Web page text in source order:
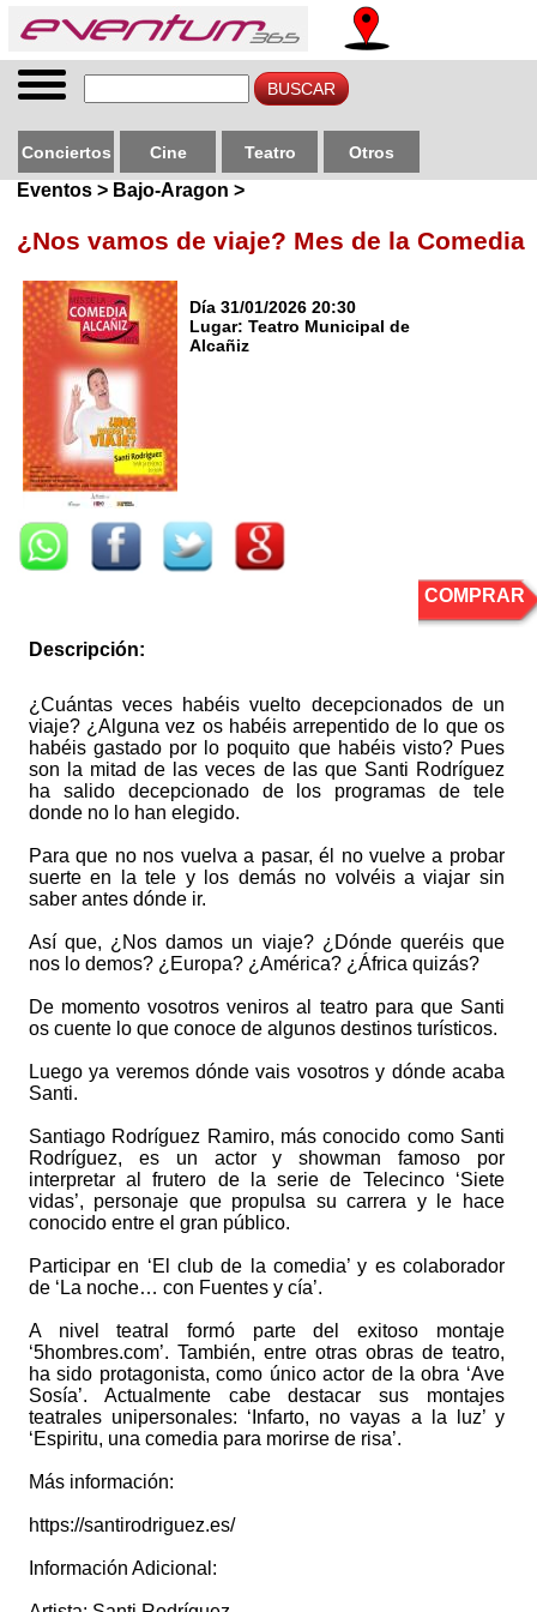
Conciertos Cine Teatro Otros
Eventos > Bajo-Aragon >
¿Nos vamos de viaje? Mes de la Comedia
Día 31/01/2026 20:30
Lugar: Teatro Municipal de
Alcañiz
COMPRAR
Descripción:
¿Cuántas veces habéis vuelto decepcionados de un
viaje? ¿Alguna vez os habéis arrepentido de lo que os
habéis gastado por lo poquito que habéis visto? Pues
son la mitad de las veces de las que Santi Rodríguez
ha salido decepcionado de los programas de tele
donde no lo han elegido.
Para que no nos vuelva a pasar, él no vuelve a probar
suerte en la tele y los demás no volvéis a viajar sin
saber antes dónde ir.
Así que, ¿Nos damos un viaje? ¿Dónde queréis que
nos lo demos? ¿Europa? ¿América? ¿África quizás?
De momento vosotros veniros al teatro para que Santi
os cuente lo que conoce de algunos destinos turísticos.
Luego ya veremos dónde vais vosotros y dónde acaba
Santi.
Santiago Rodríguez Ramiro, más conocido como Santi
Rodríguez, es un actor y showman famoso por
interpretar al frutero de la serie de Telecinco ‘Siete
vidas’, personaje que propulsa su carrera y le hace
conocido entre el gran público.
Participar en ‘El club de la comedia’ y es colaborador
de ‘La noche… con Fuentes y cía’.
A nivel teatral formó parte del exitoso montaje
‘5hombres.com’. También, entre otras obras de teatro,
ha sido protagonista, como único actor de la obra ‘Ave
Sosía’. Actualmente cabe destacar sus montajes
teatrales unipersonales: ‘Infarto, no vayas a la luz’ y
‘Espiritu, una comedia para morirse de risa’.
Más información:
https://santirodriguez.es/
Información Adicional: